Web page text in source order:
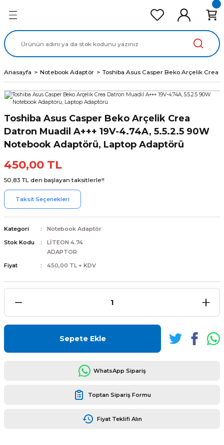
Ekran Panel
Data Kablo
Anasayfa Notebook Adaptör Toshiba Asus Casper Beko Arçelik Crea
Toshiba Asus Casper Beko Arçelik Crea
Datron Muadil A+++ 19V-4.74A, 5.5.2.5 90W
Notebook Adaptörü, Laptop Adaptörü
450,00 TL
50,83 TL den başlayan taksitlerle!!
Taksit Seçenekleri
Kategori
Notebook Adaptör
Stok Kodu
LİTEON 4.74
ADAPTOR
Fiyat
450,00 TL + KDV
Sepete Ekle
WhatsApp Sipariş
Toptan Sipariş Formu
Fiyat Teklifi Alın